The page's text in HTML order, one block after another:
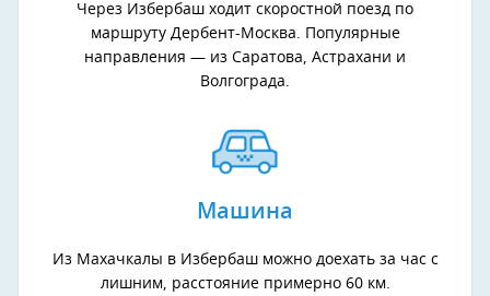
Через Избербаш ходит скоростной поезд по
маршруту Дербент-Москва. Популярные
направления — из Саратова, Астрахани и
Волгограда.
Машина
Из Махачкалы в Избербаш можно доехать за час с
лишним, расстояние примерно 60 км.